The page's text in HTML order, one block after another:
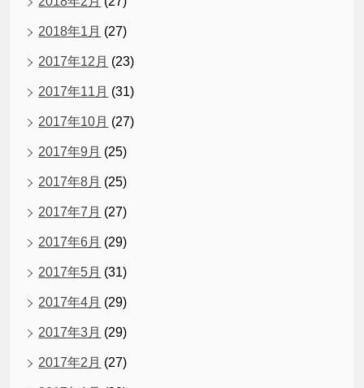
2018年1月 (27)
2017年12月 (23)
2017年11月 (31)
2017年10月 (27)
2017年9月 (25)
2017年8月 (25)
2017年7月 (27)
2017年6月 (29)
2017年5月 (31)
2017年4月 (29)
2017年3月 (29)
2017年2月 (27)